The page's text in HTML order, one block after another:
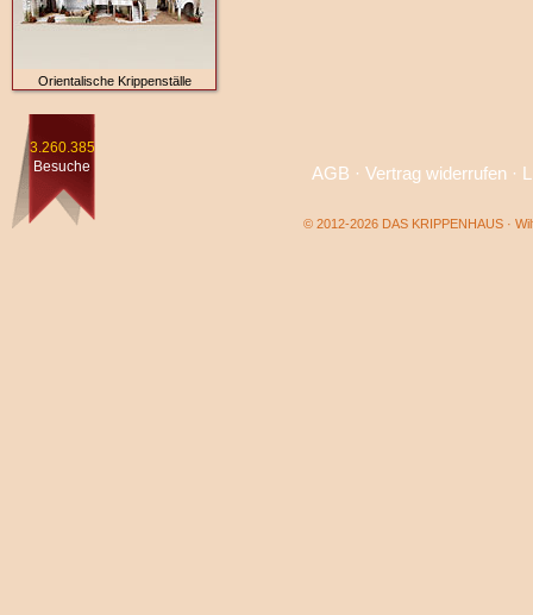
Orientalische Krippenställe
3.260.385
Besuche
AGB · Vertrag widerrufen·
© 2012-2026 DAS KRIPPENHAUS ·